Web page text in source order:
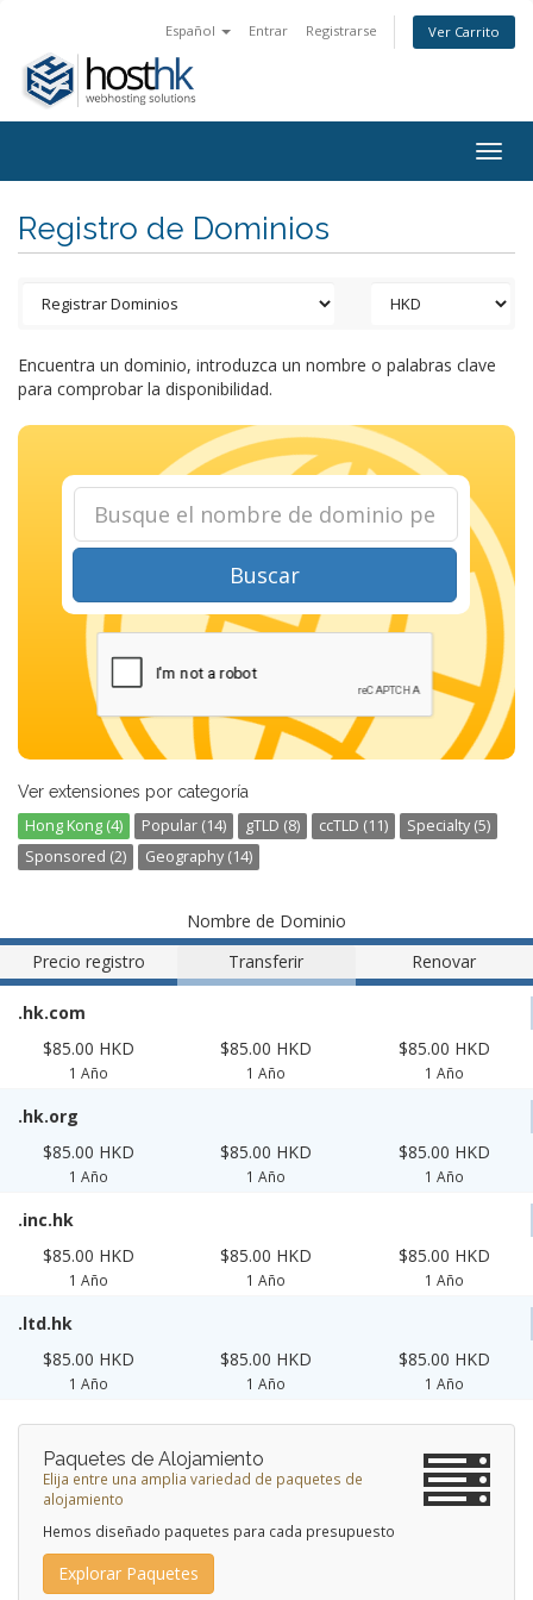
Español Entrar Registrarse Ver Carrito
Registro de Dominios
Encuentra un dominio, introduzca un nombre o palabras clave
para comprobar la disponibilidad.
Buscar
Ver extensiones por categoría
Hong Kong (4) Popular (14) gTLD (8) ccTLD (11)
Specialty (5)
Sponsored (2)
Geography (14)
Nombre de Dominio
Precio registro
Transferir Renovar
.hk.com
$85.00 HKD
1 Año
$85.00 HKD
1 Año
$85.00 HKD
1 Año
.hk.org
$85.00 HKD
1 Año
$85.00 HKD
1 Año
$85.00 HKD
1 Año
.inc.hk
$85.00 HKD
1 Año
$85.00 HKD
1 Año
$85.00 HKD
1 Año
.ltd.hk
$85.00 HKD
1 Año
$85.00 HKD
1 Año
$85.00 HKD
1 Año
Paquetes de Alojamiento
Elija entre una amplia variedad de paquetes de
alojamiento
Hemos diseñado paquetes para cada presupuesto
Explorar Paquetes